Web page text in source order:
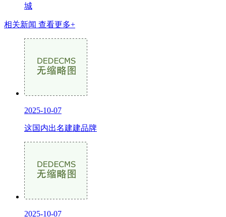
城
相关新闻 查看更多+
2025-10-07
这国内出名建建品牌
2025-10-07